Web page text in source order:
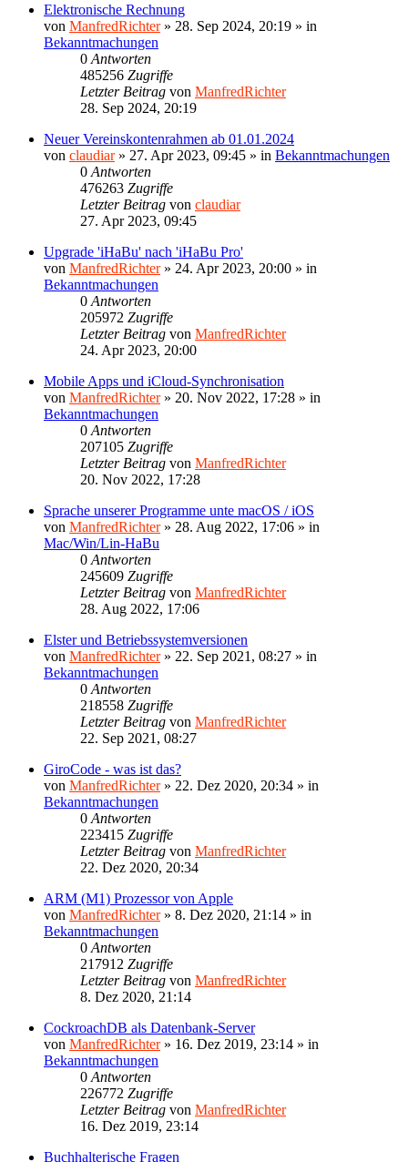
Elektronische Rechnung
von ManfredRichter» 28. Sep 2024, 20:19 » in
Bekanntmachungen
0 Antworten
485256 Zugriffe
Letzter Beitrag von ManfredRichter
28. Sep 2024, 20:19
Neuer Vereinskontenrahmen ab 01.01.2024
von claudiar» 27. Apr 2023, 09:45 » in Bekanntmachungen
0 Antworten
476263 Zugriffe
Letzter Beitrag von claudiar
27. Apr 2023, 09:45
Upgrade 'iHaBu' nach 'iHaBu Pro'
von ManfredRichter» 24. Apr 2023, 20:00 » in
Bekanntmachungen
0 Antworten
205972 Zugriffe
Letzter Beitrag von ManfredRichter
24. Apr 2023, 20:00
Mobile Apps und iCloud-Synchronisation
von ManfredRichter» 20. Nov 2022, 17:28 » in
Bekanntmachungen
0 Antworten
207105 Zugriffe
Letzter Beitrag von ManfredRichter
20. Nov 2022, 17:28
Sprache unserer Programme unte macOS / iOS
von ManfredRichter» 28. Aug 2022, 17:06 » in
Mac/Win/Lin-HaBu
0 Antworten
245609 Zugriffe
Letzter Beitrag von ManfredRichter
28. Aug 2022, 17:06
Elster und Betriebssystemversionen
von ManfredRichter» 22. Sep 2021, 08:27 » in
Bekanntmachungen
0 Antworten
218558 Zugriffe
Letzter Beitrag von ManfredRichter
22. Sep 2021, 08:27
GiroCode - was ist das?
von ManfredRichter» 22. Dez 2020, 20:34 » in
Bekanntmachungen
0 Antworten
223415 Zugriffe
Letzter Beitrag von ManfredRichter
22. Dez 2020, 20:34
ARM (M1) Prozessor von Apple
von ManfredRichter» 8. Dez 2020, 21:14 » in
Bekanntmachungen
0 Antworten
217912 Zugriffe
Letzter Beitrag von ManfredRichter
8. Dez 2020, 21:14
CockroachDB als Datenbank-Server
von ManfredRichter» 16. Dez 2019, 23:14 » in
Bekanntmachungen
0 Antworten
226772 Zugriffe
Letzter Beitrag von ManfredRichter
16. Dez 2019, 23:14
Buchhalterische Fragen